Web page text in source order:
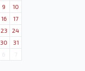
9
10
16
17
23
24
30
31
6 7